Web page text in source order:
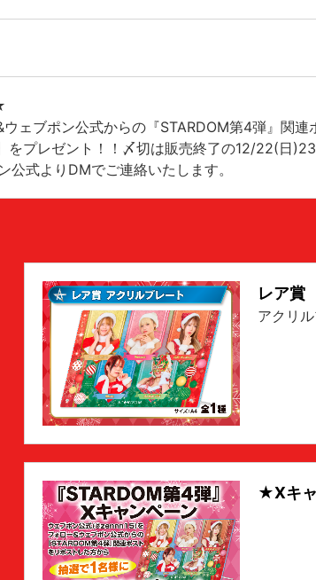
ェブポン公式からの『STARDOM第4弾』関
をプレゼント！！〆切は販売終了の12/22(日
式よりDMでご連絡いたします。
レア賞
アクリ
★Xキ